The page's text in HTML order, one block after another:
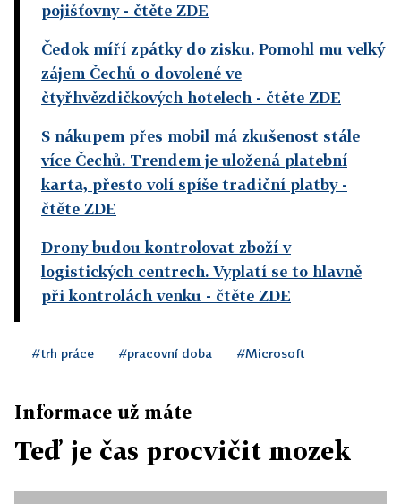
pojišťovny- čtěte ZDE
Čedok míří zpátky do zisku. Pomohl mu velký
zájem Čechů o dovolené ve
čtyřhvězdičkových hotelech - čtěte ZDE
S nákupem přes mobil má zkušenost stále
více Čechů. Trendem je uložená platební
karta, přesto volí spíše tradiční platby-
čtěte ZDE
Drony budou kontrolovat zboží v
logistických centrech. Vyplatí se to hlavně
při kontrolách venku - čtěte ZDE
#trh práce #pracovní doba #Microsoft
Informace už máte
Teď je čas procvičit mozek